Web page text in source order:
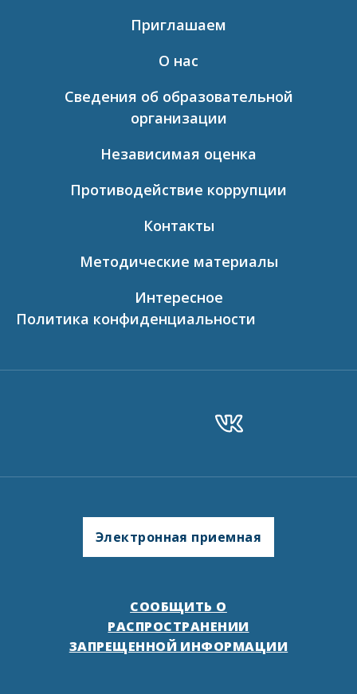
Приглашаем
О нас
Сведения об образовательной
организации
Независимая оценка
Противодействие коррупции
Контакты
Методические материалы
Интересное
Политика конфиденциальности
СООБЩИТЬ О
РАСПРОСТРАНЕНИИ
ЗАПРЕЩЕННОЙ ИНФОРМАЦИИ
Электронная приемная